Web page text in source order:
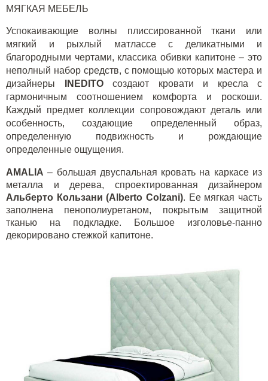
МЯГКАЯ МЕБЕЛЬ
Успокаивающие волны плиссированной ткани или
мягкий и рыхлый матлассе с деликатными и
благородными чертами, классика обивки капитоне – это
неполный набор средств, с помощью которых мастера и
дизайнеры
INEDITOсоздают кровати и кресла с
гармоничным соотношением комфорта и роскоши.
Каждый предмет коллекции сопровождают деталь или
особенность, создающие определенный образ,
определенную подвижность и рождающие
определенные ощущения.
AMALIA – большая двуспальная кровать на каркасе из
металла и дерева, спроектированная дизайнером
Альберто Кользани (Alberto Colzani). Ее мягкая часть
заполнена пенополиуретаном, покрытым защитной
тканью на подкладке. Большое изголовье-панно
декорировано стежкой капитоне.